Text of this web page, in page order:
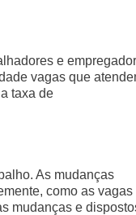
e
vagas que
taxa de
As mudanças
como as vagas
mudanças e